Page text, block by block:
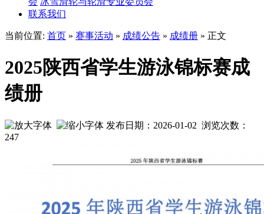
联系我们
当前位置: 首页 » 赛事活动 » 成绩公告 » 成绩册 » 正文
2025陕西省学生游泳锦标赛成
绩册
发布日期：2026-01-02 浏览次数：
247